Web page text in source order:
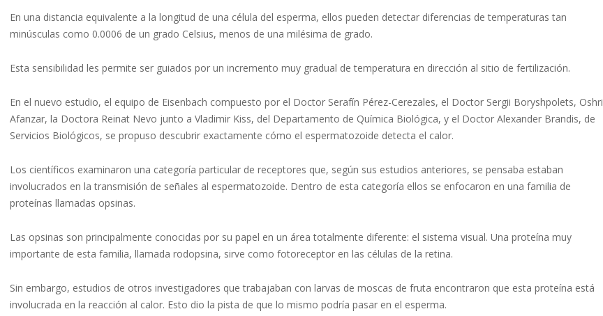
En una distancia equivalente a la longitud de una célula del esperma, ellos pueden detectar diferencias de temperaturas tan
minúsculas como 0.0006 de un grado Celsius, menos de una milésima de grado.
Esta sensibilidad les permite ser guiados por un incremento muy gradual de temperatura en dirección al sitio de fertilización.
En el nuevo estudio, el equipo de Eisenbach compuesto por el Doctor Serafín Pérez-Cerezales, el Doctor Sergii Boryshpolets, Oshri
Afanzar, la Doctora Reinat Nevo junto a Vladimir Kiss, del Departamento de Química Biológica, y el Doctor Alexander Brandis, de
Servicios Biológicos, se propuso descubrir exactamente cómo el espermatozoide detecta el calor.
Los científicos examinaron una categoría particular de receptores que, según sus estudios anteriores, se pensaba estaban
involucrados en la transmisión de señales al espermatozoide. Dentro de esta categoría ellos se enfocaron en una familia de
proteínas llamadas opsinas.
Las opsinas son principalmente conocidas por su papel en un área totalmente diferente: el sistema visual. Una proteína muy
importante de esta familia, llamada rodopsina, sirve como fotoreceptor en las células de la retina.
Sin embargo, estudios de otros investigadores que trabajaban con larvas de moscas de fruta encontraron que esta proteína está
involucrada en la reacción al calor. Esto dio la pista de que lo mismo podría pasar en el esperma.